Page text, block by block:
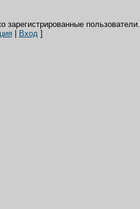
зарегистрированные пользователи.
| Вход]